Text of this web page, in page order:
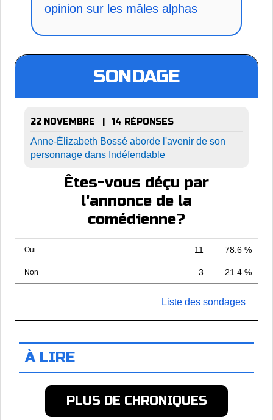
opinion sur les mâles alphas
SONDAGE
22 NOVEMBRE | 14 RÉPONSES
Anne-Élizabeth Bossé aborde l'avenir de son
personnage dans Indéfendable
Êtes-vous déçu par
l'annonce de la
comédienne?
Oui 11 78.6 %
Non 3 21.4 %
Liste des sondages
À LIRE
PLUS DE CHRONIQUES